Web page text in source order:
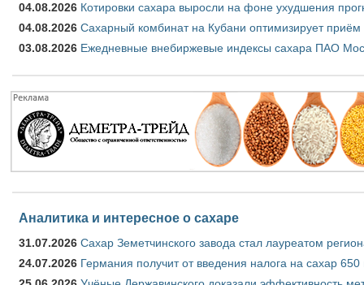
04.08.2026 Котировки сахара выросли на фоне ухудшения
04.08.2026 Сахарный комбинат на Кубани оптимизирует приём
03.08.2026 Ежедневные внебиржевые индексы сахара ПАО
Аналитика и интересное о сахаре
31.07.2026 Сахар Земетчинского завода стал лауреатом
24.07.2026 Германия получит от введения налога на сахар